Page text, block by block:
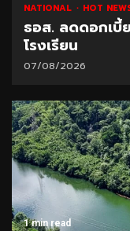
NATIONAL HOT
ธอส. ลดดอกเบี้
โรงเรียน
07/08/2026
1 min read